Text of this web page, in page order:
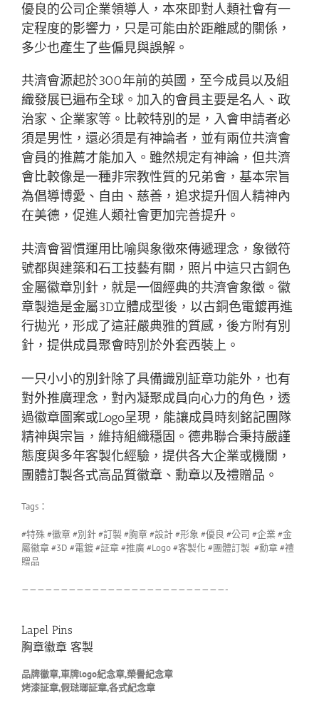
優良的公司企業領導人，本來即對人類社會有一
定程度的影響力，只是可能由於距離感的關係，
多少也產生了些偏見與誤解。
共濟會源起於300年前的英國，至今成員以及組
織發展已遍布全球。加入的會員主要是名人、政
治家、企業家等。比較特別的是，入會申請者必
須是男性，還必須是有神論者，並有兩位共濟會
會員的推薦才能加入。雖然規定有神論，但共濟
會比較像是一種非宗教性質的兄弟會，基本宗旨
為倡導博愛、自由、慈善，追求提升個人精神內
在美德，促進人類社會更加完善提升。
共濟會習慣運用比喻與象徵來傳遞理念，象徵符
號都與建築和石工技藝有關，照片中這只古銅色
金屬徽章別針，就是一個經典的共濟會象徵。徽
章製造是金屬3D立體成型後，以古銅色電鍍再進
行拋光，形成了這莊嚴典雅的質感，後方附有別
針，提供成員聚會時別於外套西裝上。
一只小小的別針除了具備識別証章功能外，也有
對外推廣理念，對內凝聚成員向心力的角色，透
過徽章圖案或Logo呈現，能讓成員時刻銘記團隊
精神與宗旨，維持組織穩固。德弗聯合秉持嚴謹
態度與多年客製化經驗，提供各大企業或機關，
團體訂製各式高品質徽章、勳章以及禮贈品。
Tags：
#特殊 #徽章 #別針 #訂製 #胸章 #設計 #形象 #優良 #公司 #企業 #金
屬徽章 #3D #電鍍 #証章 #推廣 #Logo #客製化 #團體訂製 #勳章 #禮
贈品
——————————————————————————-
Lapel Pins
胸章徽章 客製
品牌徽章,車牌logo紀念章,榮譽紀念章
烤漆証章,假琺瑯証章,各式紀念章